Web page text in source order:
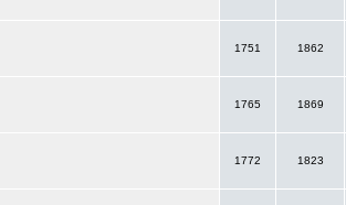
1751 1862
1765 1869
1772 1823